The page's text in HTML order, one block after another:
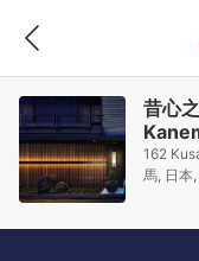
昔心
162
馬, 日本